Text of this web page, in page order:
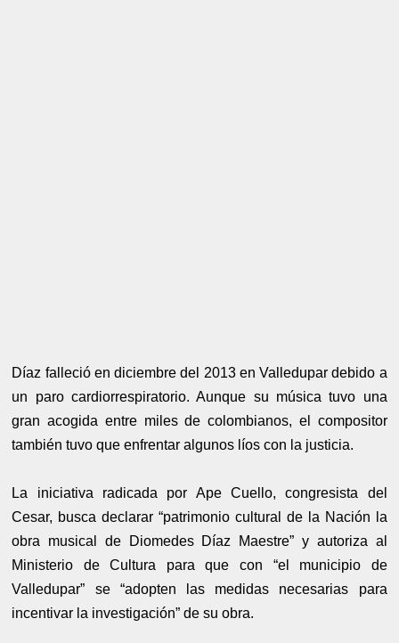
Díaz falleció en diciembre del 2013 en Valledupar debido a
un paro cardiorrespiratorio. Aunque su música tuvo una
gran acogida entre miles de colombianos, el compositor
también tuvo que enfrentar algunos líos con la justicia.
La iniciativa radicada por Ape Cuello, congresista del
Cesar, busca declarar “patrimonio cultural de la Nación la
obra musical de Diomedes Díaz Maestre” y autoriza al
Ministerio de Cultura para que con “el municipio de
Valledupar” se “adopten las medidas necesarias para
incentivar la investigación” de su obra.